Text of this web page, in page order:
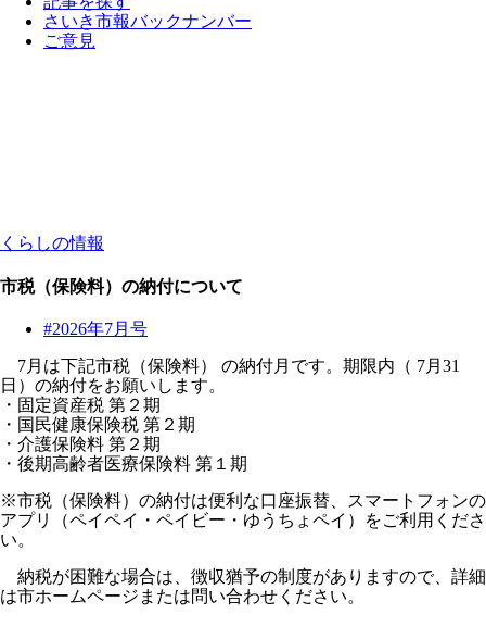
さいき市報バックナンバー
ご意見
くらしの情報
市税（保険料）の納付について
#2026年7月号
7月は下記市税（保険料） の納付月です。期限内（ 7月31
日）の納付をお願いします。
・固定資産税 第２期
・国民健康保険税 第２期
・介護保険料 第２期
・後期高齢者医療保険料 第１期
※市税（保険料）の納付は便利な口座振替、スマートフォンの
アプリ（ペイペイ・ペイビー・ゆうちょペイ）をご利用くださ
い。
納税が困難な場合は、徴収猶予の制度がありますので、詳細
は市ホームページまたは問い合わせください。